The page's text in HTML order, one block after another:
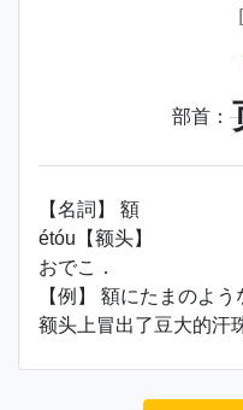
部首：
【名詞】 額
étóu【额头】
おでこ．
【例】 額にたまのよ
额头上冒出了豆大的汗